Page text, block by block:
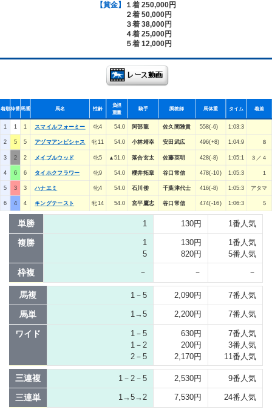
【賞金】
１着 250,000円
２着 50,000円
３着 38,000円
４着 25,000円
５着 12,000円
着順枠番馬番 馬名 性齢
負担
重量
騎手 調教師 馬体重 タイム 着差
1 1 1 スマイルフォーミー 牝4 54.0 阿部龍 佐久間雅貴 558(-6) 1:03:3
2 5 5 アヅマアンビシャス 牝11 54.0 小林靖幸 安田武広 496(+8) 1:04:9 ８
3 2 2 メイプルウッド 牝5 ▲51.0 落合玄太 佐藤英明 428(-8) 1:05:1 ３／４
4 6 6 タイホクフラワー 牝9 54.0 櫻井拓章 谷口常信 478(-10) 1:05:3 １
5 3 3 ハナエミ 牝4 54.0 石川倭 千葉津代士 416(-8) 1:05:3 アタマ
6 4 4 キングテースト 牝14 54.0 宮平鷹志 谷口常信 474(-16) 1:06:3 ５
単勝 1 130円 1番人気
複勝
1
5
130円
820円
1番人気
5番人気
枠複 － － －
馬複 1－5 2,090円 7番人気
馬単 1→5 2,200円 7番人気
ワイド
1－5
1－2
2－5
630円
200円
2,170円
7番人気
3番人気
11番人気
三連複 1－2－5 2,530円 9番人気
三連単 1→5→2 7,530円 24番人気